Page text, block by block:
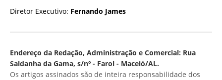
Diretor Executivo: Fernando James
Endereço da Redação, Administração e Comercial: Rua
Saldanha da Gama, s/nº - Farol - Maceió/AL.
Os artigos assinados são de inteira responsabilidade dos